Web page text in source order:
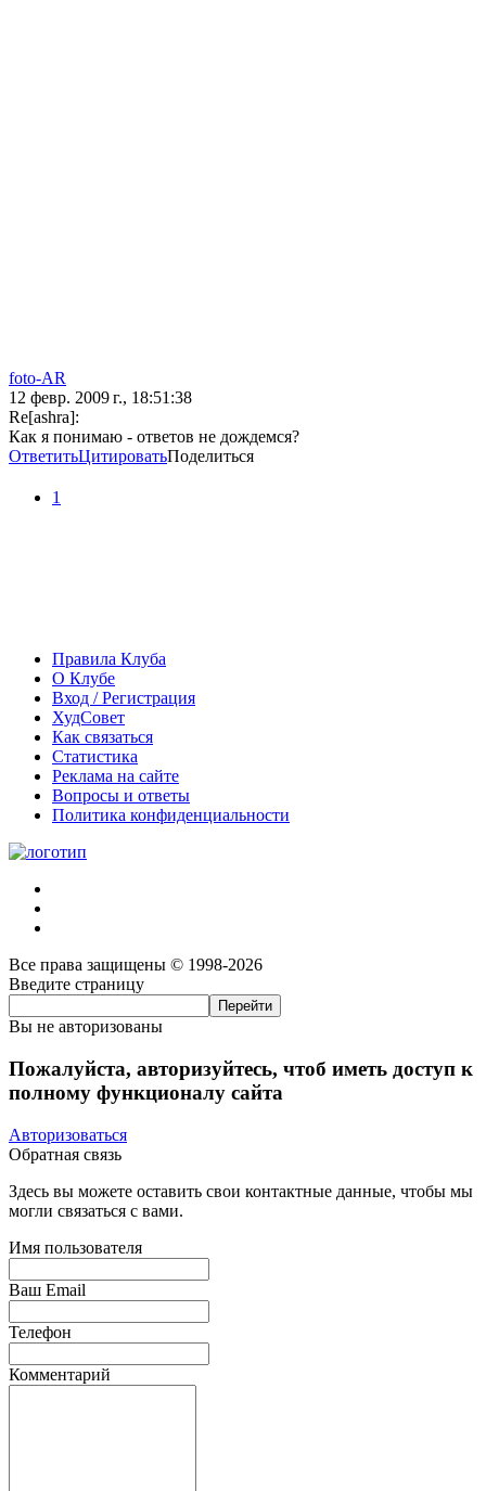
foto-AR
12 февр. 2009 г., 18:51:38
Re[ashra]:
Как я понимаю - ответов не дождемся?
ОтветитьЦитироватьПоделиться
1
Правила Клуба
О Клубе
Вход / Регистрация
ХудСовет
Как связаться
Статистика
Реклама на сайте
Вопросы и ответы
Политика конфиденциальности
Все права защищены © 1998-2026
Введите страницу
Вы не авторизованы
Пожалуйста, авторизуйтесь, чтоб иметь доступ к
полному функционалу сайта
Авторизоваться
Обратная связь
Здесь вы можете оставить свои контактные данные, чтобы мы
могли связаться с вами.
Имя пользователя
Ваш Email
Телефон
Комментарий